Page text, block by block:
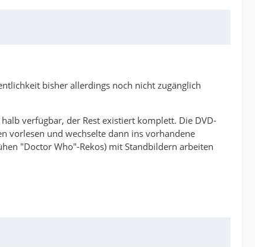
bisher allerdings noch nicht zugänglich
verfügbar, der Rest existiert komplett. Die DVD-
vorlesen und wechselte dann ins vorhandene
"Doctor Who"-Rekos) mit Standbildern arbeiten